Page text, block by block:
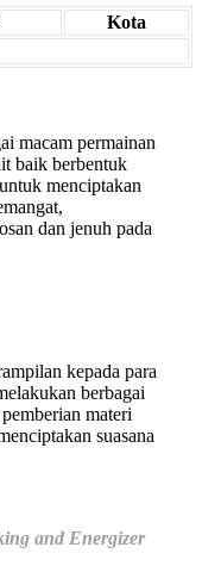
Kota
macam permainan
baik berbentuk
menciptakan
dan jenuh pada
kepada para
berbagai
materi
suasana
and Energizer